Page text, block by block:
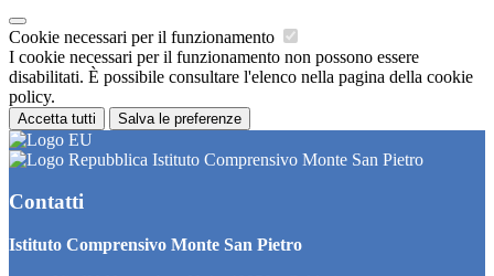
Cookie necessari per il funzionamento
I cookie necessari per il funzionamento non possono essere
disabilitati. È possibile consultare l'elenco nella pagina della cookie
policy.
Accetta tutti Salva le preferenze
Istituto Comprensivo Monte San Pietro
Contatti
Istituto Comprensivo Monte San Pietro